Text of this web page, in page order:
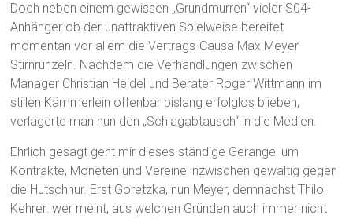
Doch neben einem gewissen „Grundmurren“ vieler S04-
Anhänger ob der unattraktiven Spielweise bereitet
momentan vor allem die Vertrags-Causa Max Meyer
Stirnrunzeln. Nachdem die Verhandlungen zwischen
Manager Christian Heidel und Berater Roger Wittmann im
stillen Kämmerlein offenbar bislang erfolglos blieben,
verlagerte man nun den „Schlagabtausch“ in die Medien.
Ehrlich gesagt geht mir dieses ständige Gerangel um
Kontrakte, Moneten und Vereine inzwischen gewaltig gegen
die Hutschnur. Erst Goretzka, nun Meyer, demnächst Thilo
Kehrer: wer meint, aus welchen Gründen auch immer nicht